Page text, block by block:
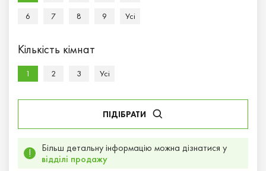
6 7 8 9 Усi
Кількість кімнат
1 2 3 Усi
!
Більш детальну інформацію можна дізнатися у
відділі продажу
ПІДІБРАТИ